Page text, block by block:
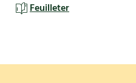
et petit bricolage
Feuilleter